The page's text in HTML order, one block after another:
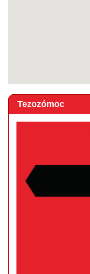
Tezozómoc